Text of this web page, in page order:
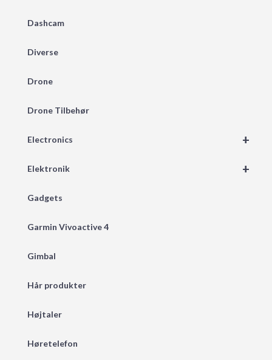
Dashcam
Diverse
Drone
Drone Tilbehør
+
Electronics
+
Elektronik
Gadgets
Garmin Vivoactive 4
Gimbal
Hår produkter
Højtaler
Høretelefon